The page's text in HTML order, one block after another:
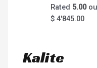
Rated 5.00
$4'845.00
Kalite